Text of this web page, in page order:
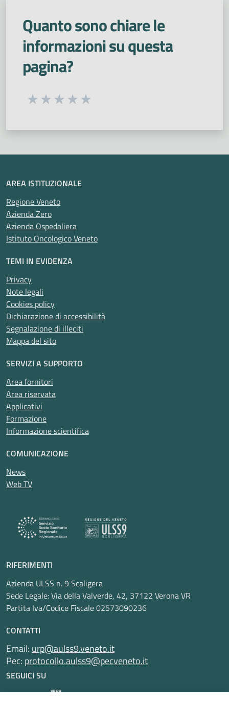
Quanto sono chiare le
informazioni su questa
pagina?
Seleziona una valutazione da 1 a 5 stelle
AREA ISTITUZIONALE
Regione Veneto
Azienda Zero
Azienda Ospedaliera
Istituto Oncologico Veneto
TEMI IN EVIDENZA
Privacy
Note legali
Cookies policy
Dichiarazione di accessibilità
Segnalazione di illeciti
Mappa del sito
SERVIZI A SUPPORTO
Area fornitori
Area riservata
Applicativi
Formazione
Informazione scientifica
COMUNICAZIONE
News
Web TV
RIFERIMENTI
Azienda ULSS n. 9 Scaligera
Sede Legale: Via della Valverde, 42, 37122 Verona VR
Partita Iva/Codice Fiscale 02573090236
CONTATTI
Email: urp@aulss9.veneto.it
Pec: protocollo.aulss9@pecveneto.it
SEGUICI SU